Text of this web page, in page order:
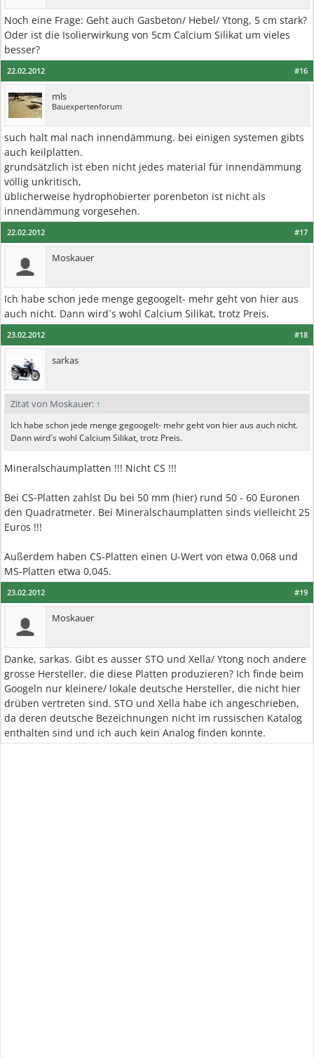
Noch eine Frage: Geht auch Gasbeton/ Hebel/ Ytong, 5 cm stark?
Oder ist die Isolierwirkung von 5cm Calcium Silikat um vieles
besser?
#16
22.02.2012
mls
Bauexpertenforum
such halt mal nach innendämmung. bei einigen systemen gibts
auch keilplatten.
grundsätzlich ist eben nicht jedes material für innendämmung
völlig unkritisch,
üblicherweise hydrophobierter porenbeton ist nicht als
innendämmung vorgesehen.
#17
22.02.2012
Moskauer
Ich habe schon jede menge gegoogelt- mehr geht von hier aus
auch nicht. Dann wird´s wohl Calcium Silikat, trotz Preis.
#18
23.02.2012
sarkas
Zitat von Moskauer: ↑
Ich habe schon jede menge gegoogelt- mehr geht von hier aus auch nicht.
Dann wird´s wohl Calcium Silikat, trotz Preis.
Mineralschaumplatten !!! Nicht CS !!!
Bei CS-Platten zahlst Du bei 50 mm (hier) rund 50 - 60 Euronen
den Quadratmeter. Bei Mineralschaumplatten sinds vielleicht 25
Euros !!!
Außerdem haben CS-Platten einen U-Wert von etwa 0,068 und
MS-Platten etwa 0,045.
#19
23.02.2012
Moskauer
Danke, sarkas. Gibt es ausser STO und Xella/ Ytong noch andere
grosse Hersteller, die diese Platten produzieren? Ich finde beim
Googeln nur kleinere/ lokale deutsche Hersteller, die nicht hier
drüben vertreten sind. STO und Xella habe ich angeschrieben,
da deren deutsche Bezeichnungen nicht im russischen Katalog
enthalten sind und ich auch kein Analog finden konnte.